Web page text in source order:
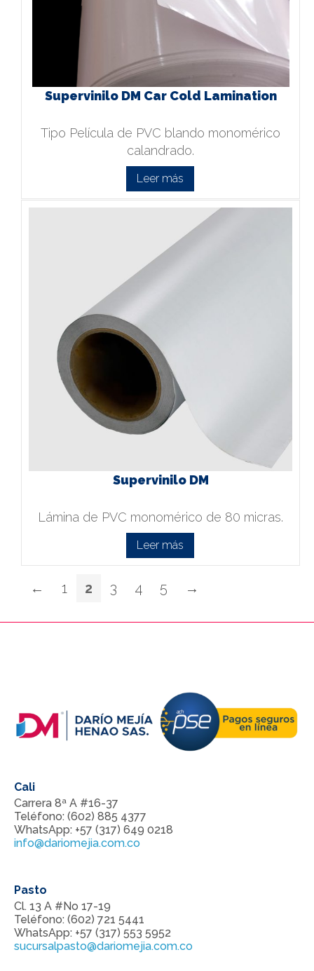
Supervinilo DM Car Cold Lamination
Tipo Película de PVC blando monomérico
calandrado.
Leer más
Supervinilo DM
Lámina de PVC monomérico de 80 micras.
Leer más
← 1 2 3 4 5 →
Cali
Carrera 8ª A #16-37
Teléfono: (602) 885 4377
WhatsApp: +57 (317) 649 0218
info@dariomejia.com.co
Pasto
Cl. 13 A #No 17-19
Teléfono: (602) 721 5441
WhatsApp: +57 (317) 553 5952
sucursalpasto@dariomejia.com.co